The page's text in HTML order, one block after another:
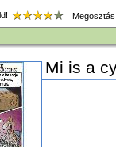
Mi is a